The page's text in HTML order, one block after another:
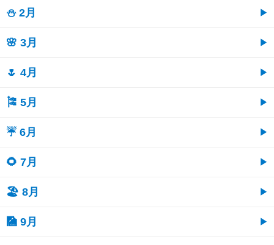
⛄ 2月
🌸 3月
🌷 4月
🎏 5月
☔ 6月
🌻 7月
🏖 8月
🎑 9月